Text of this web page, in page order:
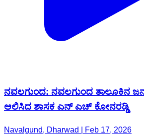
ನವಲಗುಂದ: ನವಲಗುಂದ ತಾಲೂಕಿನ
ಆಲಿಸಿದ ಶಾಸಕ ಎನ್ ಎಚ್ ಕೋನರಡ್ಡಿ
Navalgund, Dharwad | Feb 17, 2026